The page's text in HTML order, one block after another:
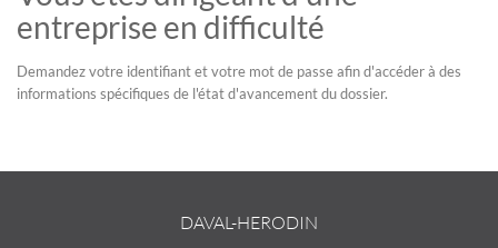
entreprise en difficulté
Demandez votre identifiant et votre mot de passe afin d'accéder à des
informations spécifiques de l'état d'avancement du dossier.
DAVAL-HERODIN